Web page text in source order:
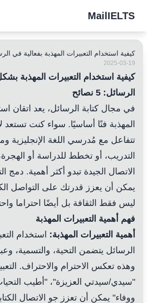
MailIELTS
كيفية استخدام التعبيرات المهذبة بفعالية في الرسائل:
2025-03-19
كيفية استخدام التعبيرات المهذبة
الرسائل: 5 نصائح
في مجال كتابة الرسائل، يعد اتقان
المهذبة فنًا أساسيًا. سواء كنت تستعد
تتفاعل مع مُدرسي اللغة الإنجليزية
التدريب، أو تخطط للدراسة أو
الاتصال الجيدة تبدو أكثر أهمية. دمج
يمكن أن يعزز قدرتك على التواصل
ليس فقط الثقافة بل أيضًا احتراما
فهم أهمية التعبيرات المهذبة
أهمية التعبيرات المهذبة: استخدام
الرسائل يتضمن التحية، والتسمية،
وهذه تعكس الاحترام والاحتراف.
"سيدي/سيدتي العزيزة"، "أطيب
ووفاء" يمكن أن تعزز جو الاتصال